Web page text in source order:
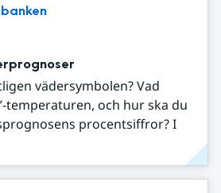
vädersymbolen? Vad
temperaturen, och hur ska du
procentsiffror? I